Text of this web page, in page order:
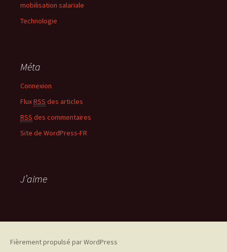
mobilisation salariale
Technologie
Méta
Connexion
FluxRSS des articles
RSS des commentaires
Site de WordPress-FR
J’aime
Fièrement propulsé par WordPress